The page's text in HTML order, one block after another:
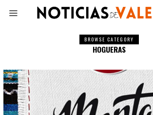
BROWSE CATEGORY
HOGUERAS